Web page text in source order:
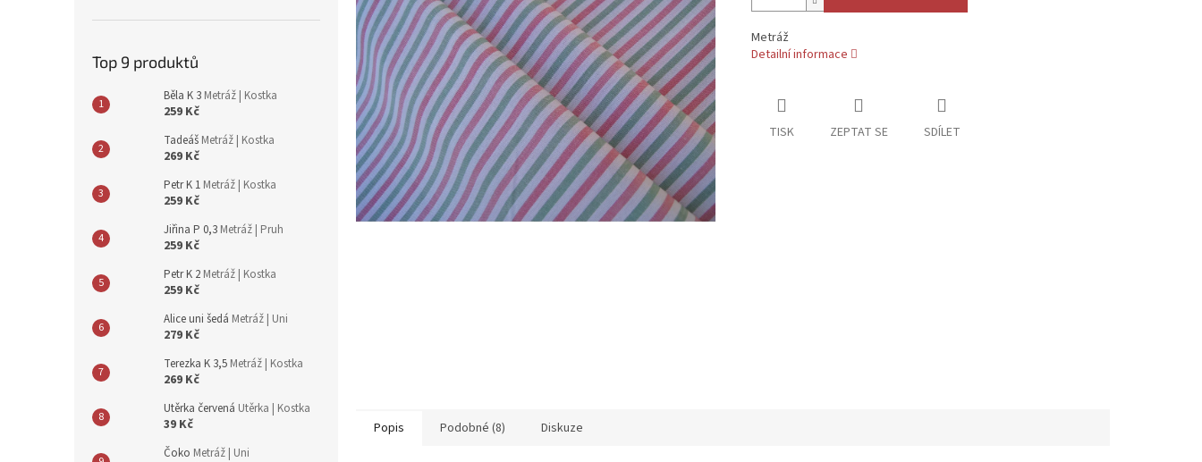
Top 9 produktů
Běla K 3 Metráž | Kostka
259 Kč
Tadeáš Metráž | Kostka
269 Kč
Petr K 1 Metráž | Kostka
259 Kč
Jiřina P 0,3 Metráž | Pruh
259 Kč
Petr K 2 Metráž | Kostka
259 Kč
Alice uni šedá Metráž | Uni
279 Kč
Terezka K 3,5 Metráž | Kostka
269 Kč
Utěrka červená Utěrka | Kostka
39 Kč
Čoko Metráž | Uni
Metráž
Detailní informace
TISK ZEPTAT SE SDÍLET
Popis Podobné (8) Diskuze